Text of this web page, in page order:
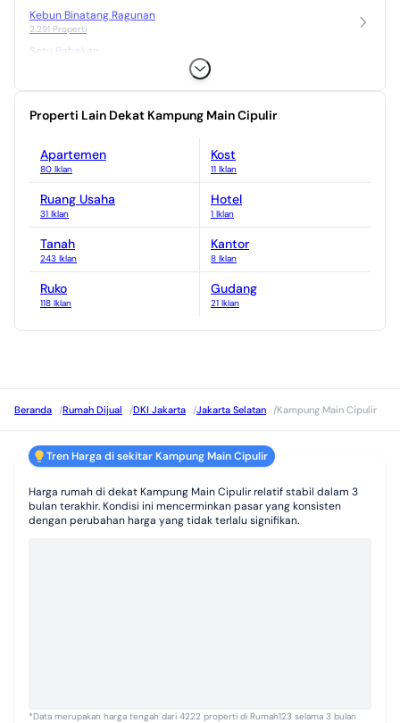
Kebun Binatang Ragunan
2.291 Properti
Setu Babakan
Properti Lain Dekat Kampung Main Cipulir
Apartemen
80 Iklan
Kost
11 Iklan
Ruang Usaha
31 Iklan
Hotel
1 Iklan
Tanah
243 Iklan
Kantor
8 Iklan
Ruko
118 Iklan
Gudang
21 Iklan
Beranda /Rumah Dijual /DKI Jakarta /Jakarta Selatan /Kampung Main Cipulir
Tren Harga di sekitar Kampung Main Cipulir
Harga rumah di dekat Kampung Main Cipulir relatif stabil dalam 3
bulan terakhir. Kondisi ini mencerminkan pasar yang konsisten
dengan perubahan harga yang tidak terlalu signifikan.
*Data merupakan harga tengah dari 4222 properti di Rumah123 selama 3 bulan